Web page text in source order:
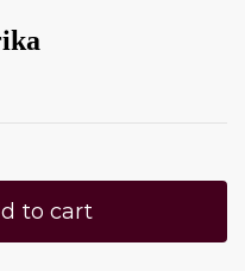
to cart